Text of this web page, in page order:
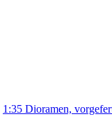
1:35 Dioramen,